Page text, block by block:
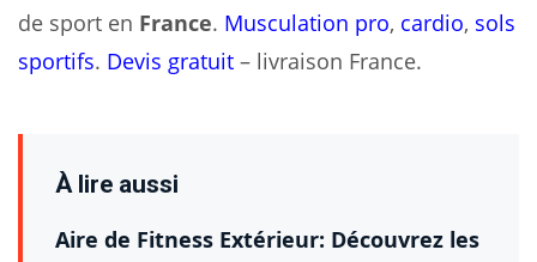
de sport en France. Musculation pro, cardio, sols
sportifs. Devis gratuit – livraison France.
À lire aussi
Aire de Fitness Extérieur: Découvrez les